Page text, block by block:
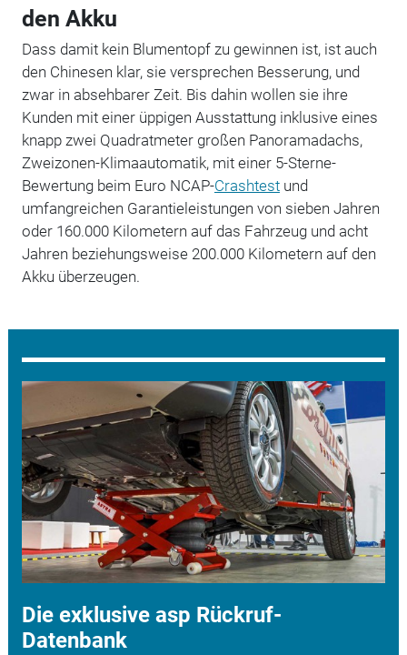
den Akku
Dass damit kein Blumentopf zu gewinnen ist, ist auch
den Chinesen klar, sie versprechen Besserung, und
zwar in absehbarer Zeit. Bis dahin wollen sie ihre
Kunden mit einer üppigen Ausstattung inklusive eines
knapp zwei Quadratmeter großen Panoramadachs,
Zweizonen-Klimaautomatik, mit einer 5-Sterne-
Bewertung beim Euro NCAP-Crashtestund
umfangreichen Garantieleistungen von sieben Jahren
oder 160.000 Kilometern auf das Fahrzeug und acht
Jahren beziehungsweise 200.000 Kilometern auf den
Akku überzeugen.
Die exklusive asp Rückruf-
Datenbank